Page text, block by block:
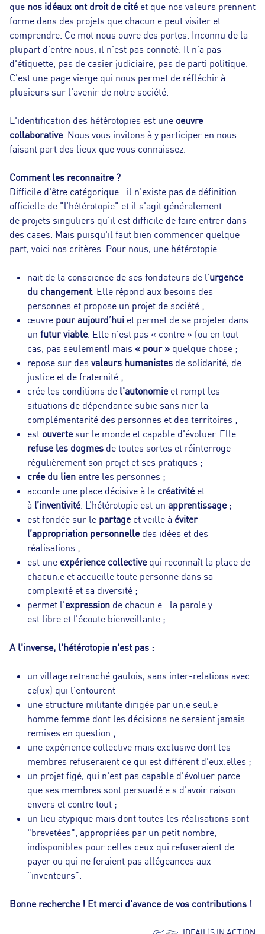
que nos idéaux ont droit de citéet que nos valeurs prennent
forme dans des projets que chacun.e peut visiter et
comprendre. Ce mot nous ouvre des portes. Inconnu de la
plupart d'entre nous, il n'est pas connoté. Il n'a pas
d'étiquette, pas de casier judiciaire, pas de parti politique.
C'est une page vierge qui nous permet de réfléchir à
plusieurs sur l'avenir de notre société.
L'identification des hétérotopies est une oeuvre
collaborative. Nous vous invitons à y participer en nous
faisant part des lieux que vous connaissez.
Comment les reconnaitre ?
Difficile d'être catégorique : il n’existe pas de définition
officielle de "l’hétérotopie" et il s'agit généralement
de projets singuliers qu'il est difficile de faire entrer dans
des cases. Mais puisqu'il faut bien commencer quelque
part, voici nos critères. Pour nous, une hétérotopie :
nait de la conscience de ses fondateurs de l’urgence
du changement. Elle répond aux besoins des
personnes et propose un projet de société ;
œuvre pour aujourd’hui et permet de se projeter dans
un futur viable. Elle n’est pas « contre » (ou en tout
cas, pas seulement) mais « pour » quelque chose ;
repose sur des valeurs humanistes de solidarité, de
justice et de fraternité ;
crée les conditions de l'autonomieet rompt les
situations de dépendance subie sans nier la
complémentarité des personnes et des territoires ;
est ouvertesur le monde et capable d'évoluer. Elle
refuse les dogmes de toutes sortes et réinterroge
régulièrement son projet et ses pratiques ;
crée du lien entre les personnes ;
accorde une place décisive à la créativitéet
à l’inventivité. L’hétérotopie est un apprentissage;
est fondée sur le partageet veille à éviter
l’appropriation personnelledes idées et des
réalisations ;
est une expérience collectivequi reconnaît la place de
chacun.e et accueille toute personne dans sa
complexité et sa diversité ;
permet l'expression de chacun.e : la parole y
est libre et l’écoute bienveillante ;
A l'inverse, l'hétérotopie n'est pas :
un village retranché gaulois, sans inter-relations avec
ce(ux) qui l'entourent
une structure militante dirigée par un.e seul.e
homme.femme dont les décisions ne seraient jamais
remises en question ;
une expérience collective mais exclusive dont les
membres refuseraient ce qui est différent d'eux.elles ;
un projet figé, qui n'est pas capable d'évoluer parce
que ses membres sont persuadé.e.s d'avoir raison
envers et contre tout ;
un lieu atypique mais dont toutes les réalisations sont
"brevetées", appropriées par un petit nombre,
indisponibles pour celles.ceux qui refuseraient de
payer ou qui ne feraient pas allégeances aux
"inventeurs".
Bonne recherche ! Et merci d'avance de vos contributions !